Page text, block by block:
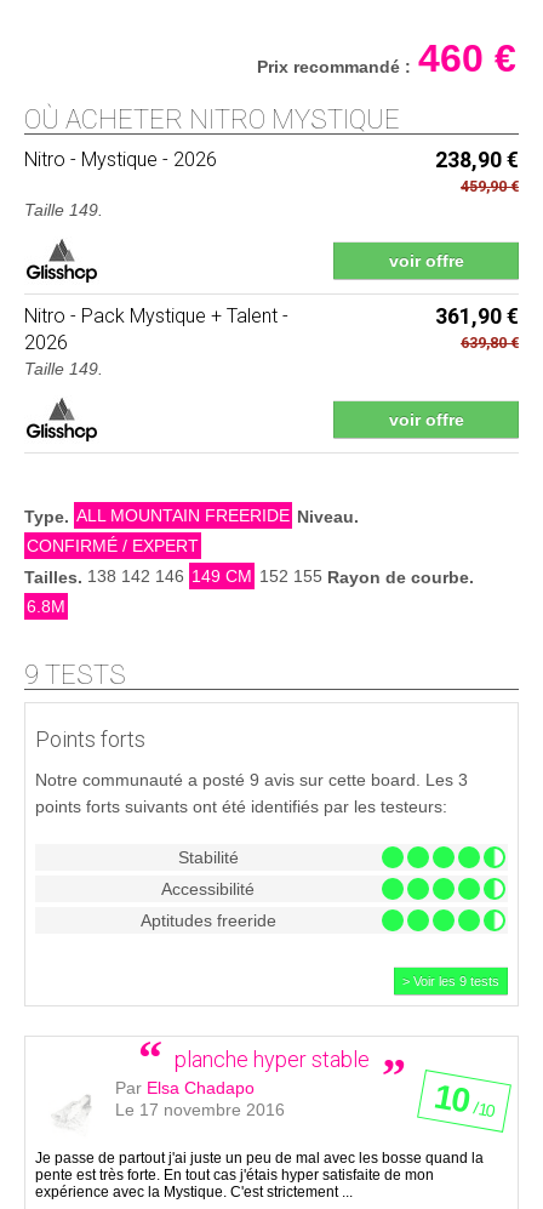
Prix recommandé : 460 €
OÙ ACHETER NITRO MYSTIQUE
Nitro - Mystique - 2026 238,90 €
459,90 €
Taille 149.
voir offre
Nitro - Pack Mystique + Talent -
2026
361,90 €
639,80 €
Taille 149.
voir offre
Type. ALL MOUNTAIN FREERIDE Niveau.
CONFIRMÉ / EXPERT
Tailles. 138 142 146 149 CM 152 155 Rayon de courbe.
6.8M
9 TESTS
Points forts
Notre communauté a posté 9 avis sur cette board. Les 3
points forts suivants ont été identifiés par les testeurs:
Stabilité
Accessibilité
Aptitudes freeride
> Voir les 9 tests
planche hyper stable
10/ 10
Par Elsa Chadapo
Le 17 novembre 2016
Je passe de partout j'ai juste un peu de mal avec les bosse quand la
pente est très forte. En tout cas j'étais hyper satisfaite de mon
expérience avec la Mystique. C'est strictement ...